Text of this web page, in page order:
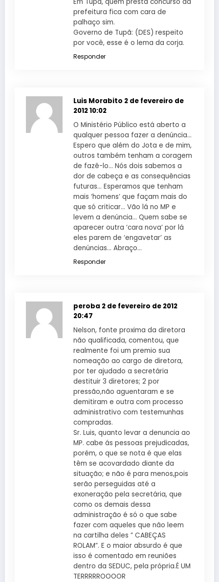
Em Tupã, quem presta concurso da
prefeitura fica com cara de
palhaço sim.
Governo de Tupã: (DES) respeito
por você, esse é o lema da corja.
Responder
Luis Morabito 2 de fevereiro de
2012 10:02
O Ministério Público está aberto a
qualquer pessoa fazer a denúncia…
Espero que além do Jota e de mim,
outros também tenham a coragem
de fazê-lo… Nós dois sabemos a
dor de cabeça e as consequências
futuras… Esperamos que tenham
mais ‘homens’ que façam mais do
que só criticar… Vão lá no MP e
levem a denúncia… Quem sabe se
aparecer outra ‘cara nova’ por lá
eles parem de ‘engavetar’ as
denúncias… Abraço…
Responder
peroba 2 de fevereiro de 2012
20:47
Nelson, fonte proxima da diretora
não qualificada, comentou, que
realmente foi um premio sua
nomeação ao cargo de diretora,
por ter ajudado a secretária
destituir 3 diretores; 2 por
pressão,não aguentaram e se
demitiram e outra com processo
administrativo com testemunhas
compradas.
Sr. Luis, quanto levar a denuncia ao
MP. cabe ás pessoas prejudicadas,
porém, o que se nota é que elas
têm se acovardado diante da
situação; e não é para menos,pois
serão perseguidas até a
exoneração pela secretária, que
como os demais dessa
administração é só o que sabe
fazer com aqueles que não leem
na cartilha deles ” CABEÇAS
ROLAM”. E o maior absurdo é que
isso é comentado em reuniões
dentro da SEDUC, pela própria.É UM
TERRRRROOOOR